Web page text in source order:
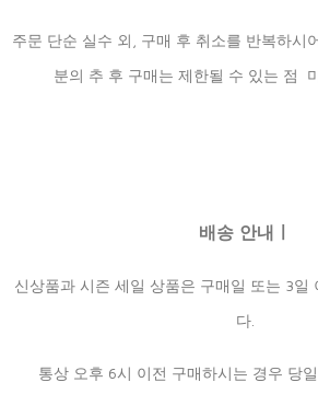
주문 단순 실수 외, 구매 후 취소를 반복하시
분의 추 후 구매는 제한될 수 있는 점
배송 안내ㅣ
신상품과 시즌 세일 상품은 구매일 또는 3일
다.
통상 오후 6시 이전 구매하시는 경우 당